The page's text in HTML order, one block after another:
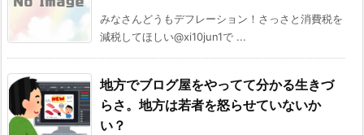
みなさんどうもデフレーション！さっさと消費税を
減税してほしい@xi10jun1で ...
地方でブログ屋をやってて分かる生きづ
らさ。地方は若者を怒らせていないか
い？